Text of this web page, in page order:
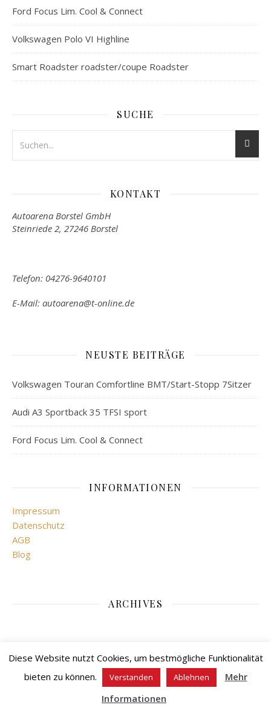
Ford Focus Lim. Cool & Connect
Volkswagen Polo VI Highline
Smart Roadster roadster/coupe Roadster
SUCHE
KONTAKT
Autoarena Borstel GmbH
Steinriede 2, 27246 Borstel
Telefon: 04276-9640101
E-Mail: autoarena@t-online.de
NEUSTE BEITRÄGE
Volkswagen Touran Comfortline BMT/Start-Stopp 7Sitzer
Audi A3 Sportback 35 TFSI sport
Ford Focus Lim. Cool & Connect
INFORMATIONEN
Impressum
Datenschutz
AGB
Blog
ARCHIVES
Ashe Theme vonWP Royal.
Diese Website nutzt Cookies, um bestmögliche Funktionalität
bieten zu können.
Verstanden Ablehnen
Mehr
Informationen